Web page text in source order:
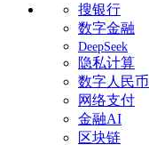
搜银行
数字金融
DeepSeek
隐私计算
数字人民币
网络支付
金融AI
区块链